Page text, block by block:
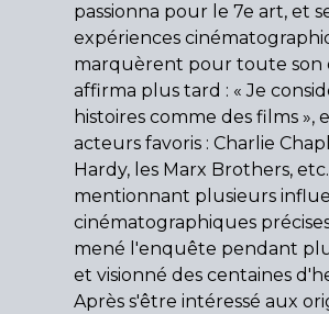
passionna pour le 7e art, et
expériences
marquèrent pour toute son
affirma plus tard : « Je
histoires comme des films »,
acteurs favoris : Charlie
Hardy, les Marx Brothers,
mentionnant plusieurs
cinématographiques
mené l'enquête pendant
et visionné des centaines
Après s'être intéressé aux